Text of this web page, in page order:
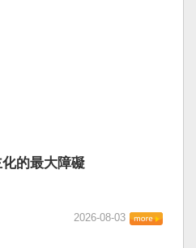
的最大障礙
2026-08-03